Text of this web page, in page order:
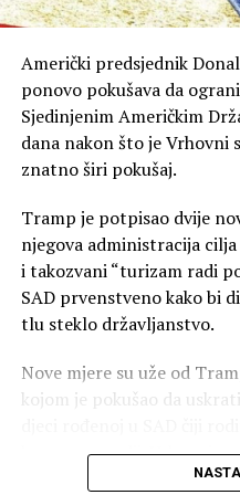
Američki predsjednik
ponovo pokušava da
Sjedinjenim Američkim
dana nakon što je Vrhovni
znatno širi pokušaj.
Tramp je potpisao dvije
njegova administracija
i takozvani “turizam radi
SAD prvenstveno kako bi
tlu steklo državljanstvo.
Nove mjere su uže od
kojom je pokušao da
borave u zemlji. Vrhovni
uredbu i potvrdio da djeca